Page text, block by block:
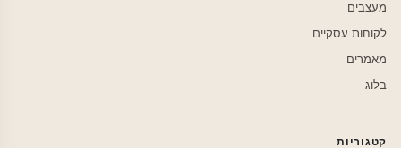
מעצבים
לקוחות עסקיים
מאמרים
בלוג
קטגוריות